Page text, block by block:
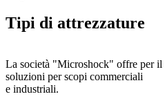
Tipi di attrezzature
La società "Microshock" offre per il
soluzioni per scopi commerciali
e industriali.